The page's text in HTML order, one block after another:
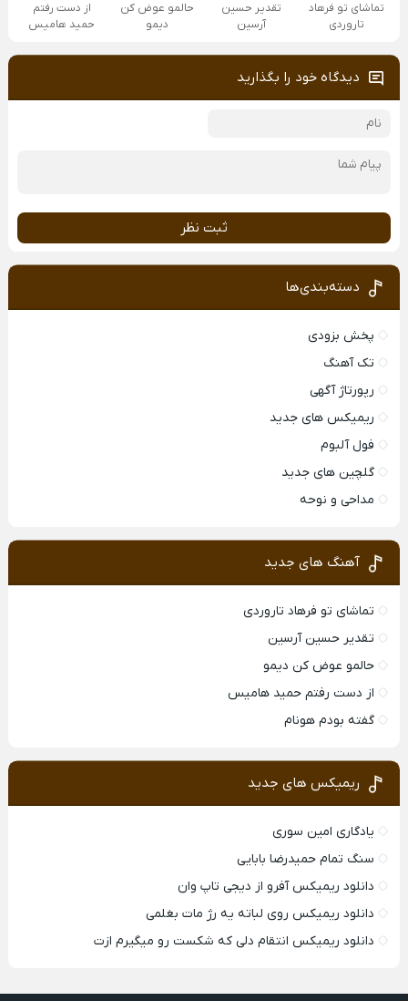
تماشای تو فرهاد
تاروردی
تقدیر حسین
آرسین
حالمو عوض کن
دیمو
از دست رفتم
حمید هامیس
دیدگاه خود را بگذارید
ثبت نظر
دسته‌بندی‌ها
پخش بزودی
تک آهنگ
رپورتاژ آگهی
ریمیکس های جدید
فول آلبوم
گلچین های جدید
مداحی و نوحه
آهنگ های جدید
تماشای تو فرهاد تاروردی
تقدیر حسین آرسین
حالمو عوض کن دیمو
از دست رفتم حمید هامیس
گفته بودم هونام
ریمیکس های جدید
یادگاری امین سوری
سنگ تمام حمیدرضا بابایی
دانلود ریمیکس آفرو از ديجی تاپ وان
دانلود ریمیکس روی لباته یه رژ مات بغلمی
دانلود ریمیکس انتقام دلی که شکست رو میگیرم ازت